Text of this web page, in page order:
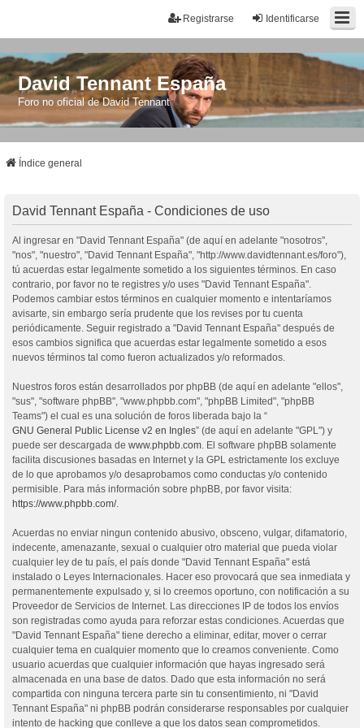
Identificarse
Registrarse
David Tennant España
Foro no oficial de David Tennant
Índice general
David Tennant España - Condiciones de uso
Al ingresar en "David Tennant España" (de aquí en adelante "nosotros",
"nos", "nuestro", "David Tennant España", "http://www.davidtennant.es/foro"),
tú acuerdas estar legalmente sometido a los siguientes términos. En caso
contrario, por favor no te registres y/o uses "David Tennant España".
Podemos cambiar estos términos en cualquier momento e intentaríamos
avisarte, sin embargo sería prudente que los revises por tu cuenta
periódicamente. Seguir registrado a "David Tennant España" después de
esos cambios significa que acuerdas estar legalmente sometido a esos
nuevos términos tal como fueron actualizados y/o reformados.
Nuestros foros están desarrollados por phpBB (de aquí en adelante "ellos",
"sus", "software phpBB", "www.phpbb.com", "phpBB Limited", "phpBB
Teams") el cual es una solución de foros liberada bajo la “
GNU General Public License v2 en Ingles” (de aquí en adelante "GPL") y
puede ser descargada de www.phpbb.com . El software phpBB solamente
facilita discusiones basadas en Internet y la GPL estrictamente los excluye
de lo que aprobamos y/o desaprobamos como conductas y/o contenido
permisible. Para más información sobre phpBB, por favor visita:
https://www.phpbb.com/.
Acuerdas no enviar ningun contenido abusivo, obsceno, vulgar, difamatorio,
indecente, amenazante, sexual o cualquier otro material que pueda violar
cualquier ley de tu país, el país donde "David Tennant España" está
instalado o Leyes Internacionales. Hacer eso provocará que sea inmediata y
permanentemente expulsado y, si lo creemos oportuno, con notificación a su
Proveedor de Servicios de Internet. Las direcciones IP de todos los envíos
son registradas como ayuda para reforzar estas condiciones. Acuerdas que
"David Tennant España" tiene derecho a eliminar, editar, mover o cerrar
cualquier tema en cualquier momento que lo creamos conveniente. Como
usuario acuerdas que cualquier información que hayas ingresado será
almacenada en una base de datos. Dado que esta información no será
compartida con ninguna tercera parte sin tu consentimiento, ni "David
Tennant España" ni phpBB podrán considerarse responsables por cualquier
intento de hacking que conlleve a que los datos sean comprometidos.